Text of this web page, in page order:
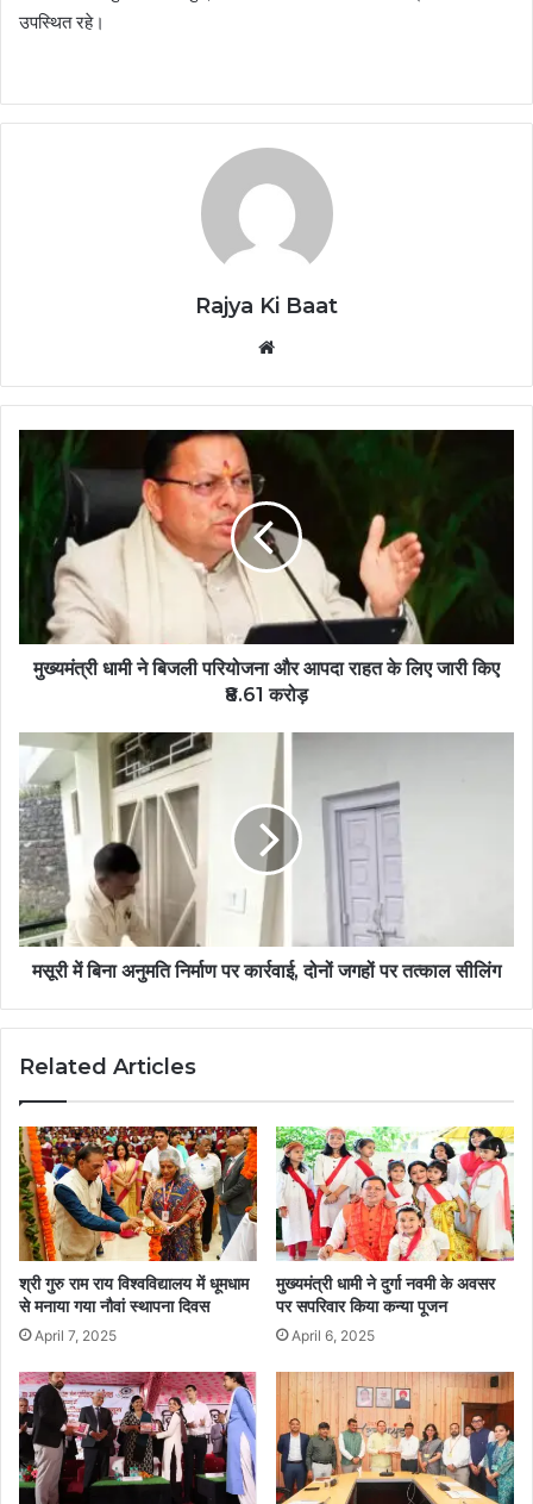
उपस्थित रहे।
Rajya Ki Baat
मुख्यमंत्री धामी ने बिजली परियोजना और आपदा राहत के लिए जारी किए
₹8.61 करोड़
मसूरी में बिना अनुमति निर्माण पर कार्रवाई, दोनों जगहों पर तत्काल सीलिंग
Related Articles
श्री गुरु राम राय विश्वविद्यालय में धूमधाम
से मनाया गया नौवां स्थापना दिवस
April 7, 2025
मुख्यमंत्री धामी ने दुर्गा नवमी के अवसर
पर सपरिवार किया कन्या पूजन
April 6, 2025